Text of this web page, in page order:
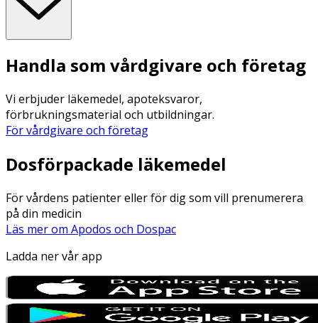
Handla som vårdgivare och företag
Vi erbjuder läkemedel, apoteksvaror,
förbrukningsmaterial och utbildningar.
För vårdgivare och företag
Dosförpackade läkemedel
För vårdens patienter eller för dig som vill prenumerera
på din medicin
Läs mer om Apodos och Dospac
Ladda ner vår app